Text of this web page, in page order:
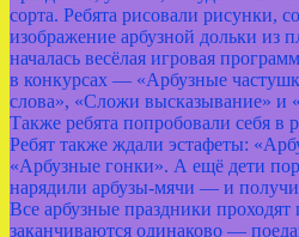
сорта. Ребята рисовали рисунки,
изображение арбузной дольки из
началась весёлая игровая
в конкурсах — «Арбузные
слова», «Сложи высказывание» и
Также ребята попробовали себя в
Ребят также ждали эстафеты:
«Арбузные гонки». А ещё дети
нарядили арбузы‑мячи — и
Все арбузные праздники проходят
заканчиваются одинаково —